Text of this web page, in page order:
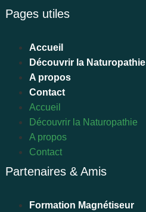
Pages utiles
Accueil
Découvrir la Naturopathie
A propos
Contact
Accueil
Découvrir la Naturopathie
A propos
Contact
Partenaires & Amis
Formation Magnétiseur